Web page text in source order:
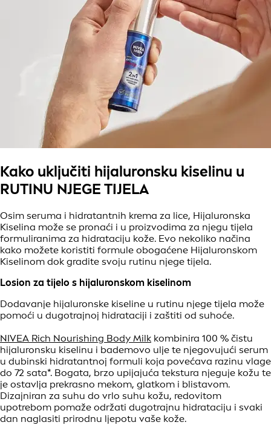
Kako uključiti hijaluronsku kiselinu u
RUTINU NJEGE TIJELA
Osim seruma i hidratantnih krema za lice, Hijaluronska
Kiselina može se pronaći i u proizvodima za njegu tijela
formuliranima za hidrataciju kože. Evo nekoliko načina
kako možete koristiti formule obogaćene Hijaluronskom
Kiselinom dok gradite svoju rutinu njege tijela.
Losion za tijelo s hijaluronskom kiselinom
Dodavanje hijaluronske kiseline u rutinu njege tijela može
pomoći u dugotrajnoj hidrataciji i zaštiti od suhoće.
NIVEA Rich Nourishing Body Milk kombinira 100 % čistu
hijaluronsku kiselinu i bademovo ulje te njegovujući serum
u dubinski hidratantnoj formuli koja povećava razinu vlage
do 72 sata*. Bogata, brzo upijajuća tekstura njeguje kožu te
je ostavlja prekrasno mekom, glatkom i blistavom.
Dizajniran za suhu do vrlo suhu kožu, redovitom
upotrebom pomaže održati dugotrajnu hidrataciju i svaki
dan naglasiti prirodnu ljepotu vaše kože.